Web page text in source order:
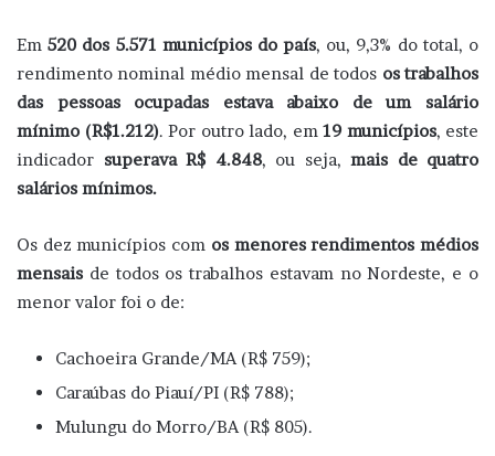
Em520 dos 5.571 municípios do país, ou, 9,3% do total, o
rendimento nominal médio mensal de todos os trabalhos
das pessoas ocupadas estava abaixo de um salário
mínimo (R$1.212). Por outro lado, em 19 municípios, este
indicador superava R$ 4.848, ou seja, mais de quatro
salários mínimos.
Os dez municípios com os menores rendimentos médios
mensais de todos os trabalhos estavam no Nordeste, e o
menor valor foi o de:
Cachoeira Grande/MA (R$ 759);
Caraúbas do Piauí/PI (R$ 788);
Mulungu do Morro/BA (R$ 805).